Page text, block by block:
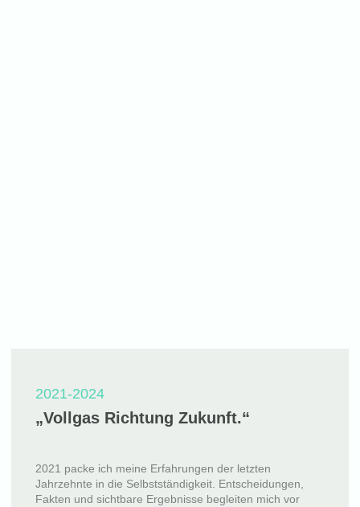
2021-2024
„Vollgas Richtung Zukunft.“
2021 packe ich meine Erfahrungen der letzten
Jahrzehnte in die Selbstständigkeit. Entscheidungen,
Fakten und sichtbare Ergebnisse begleiten mich vor